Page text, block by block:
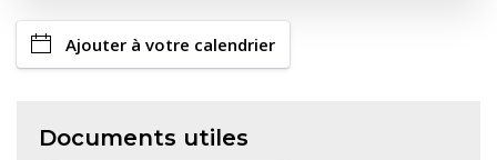
Ajouter à votre calendrier
Documents utiles